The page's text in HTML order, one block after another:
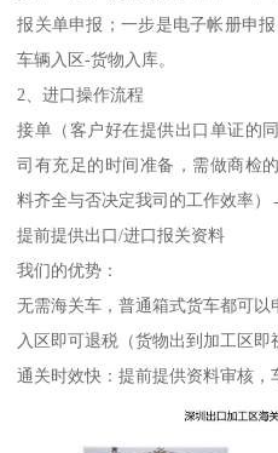
报关单申报；一步是电子帐册申
车辆入区-货物入库。
2、进口操作流程
接单（客户好在提供出口单证的
司有充足的时间准备，需做商检
料齐全与否决定我司的工作效率
提前提供出口/进口报关资料
我们的优势：
无需海关车，普通箱式货车都可以
入区即可退税（货物出到加工区即
通关时效快：提前提供资料审核